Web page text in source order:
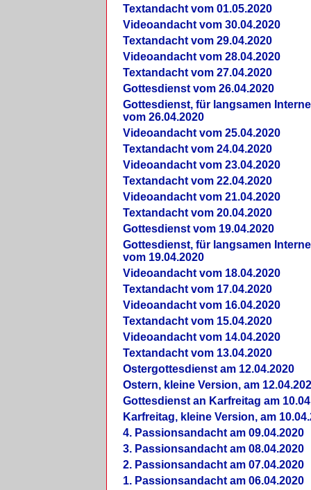
Textandacht vom 01.05.2020
Videoandacht vom 30.04.2020
Textandacht vom 29.04.2020
Videoandacht vom 28.04.2020
Textandacht vom 27.04.2020
Gottesdienst vom 26.04.2020
Gottesdienst, für langsamen
vom 26.04.2020
Videoandacht vom 25.04.2020
Textandacht vom 24.04.2020
Videoandacht vom 23.04.2020
Textandacht vom 22.04.2020
Videoandacht vom 21.04.2020
Textandacht vom 20.04.2020
Gottesdienst vom 19.04.2020
Gottesdienst, für langsamen
vom 19.04.2020
Videoandacht vom 18.04.2020
Textandacht vom 17.04.2020
Videoandacht vom 16.04.2020
Textandacht vom 15.04.2020
Videoandacht vom 14.04.2020
Textandacht vom 13.04.2020
Ostergottesdienst am 12.04.2020
Ostern, kleine Version, am
Gottesdienst an Karfreitag am
Karfreitag, kleine Version, am
4. Passionsandacht am 09.04.2020
3. Passionsandacht am 08.04.2020
2. Passionsandacht am 07.04.2020
1. Passionsandacht am 06.04.2020